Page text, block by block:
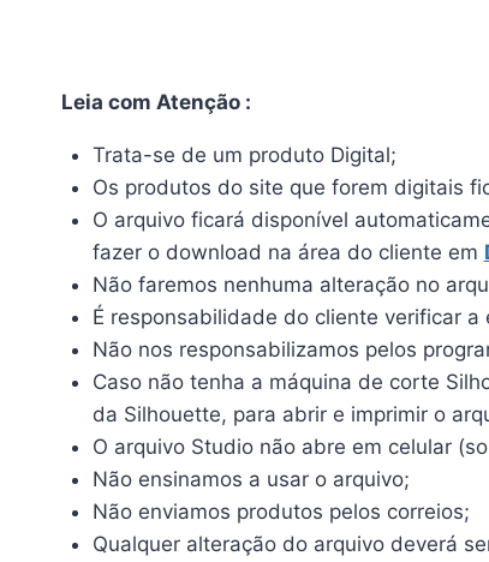
Leia com Atenção :
Trata-se de um produto Digital;
Os produtos do site que forem digitais
O arquivo ficará disponível
fazer o download na área do cliente em
Não faremos nenhuma alteração no
É responsabilidade do cliente verificar
Não nos responsabilizamos pelos
Caso não tenha a máquina de corte
da Silhouette, para abrir e imprimir o
O arquivo Studio não abre em celular
Não ensinamos a usar o arquivo;
Não enviamos produtos pelos correios;
Qualquer alteração do arquivo deverá